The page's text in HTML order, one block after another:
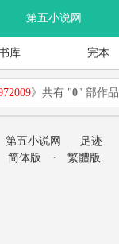
第五小说网
库 完本
》共有 "0" 部作品
第五小说网
足迹
简体版
· 繁體版